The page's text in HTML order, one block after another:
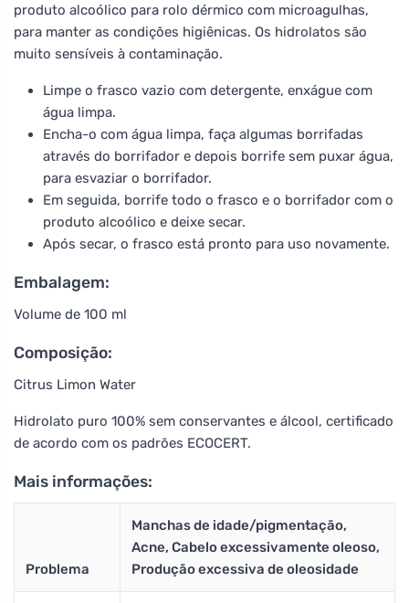
produto alcoólico para rolo dérmico com microagulhas,
para manter as condições higiênicas. Os hidrolatos são
muito sensíveis à contaminação.
Limpe o frasco vazio com detergente, enxágue com
água limpa.
Encha-o com água limpa, faça algumas borrifadas
através do borrifador e depois borrife sem puxar água,
para esvaziar o borrifador.
Em seguida, borrife todo o frasco e o borrifador com o
produto alcoólico e deixe secar.
Após secar, o frasco está pronto para uso novamente.
Embalagem:
Volume de 100 ml
Composição:
Citrus Limon Water
Hidrolato puro 100% sem conservantes e álcool, certificado
de acordo com os padrões ECOCERT.
Mais informações:
Problema
Manchas de idade/pigmentação,
Acne, Cabelo excessivamente oleoso,
Produção excessiva de oleosidade